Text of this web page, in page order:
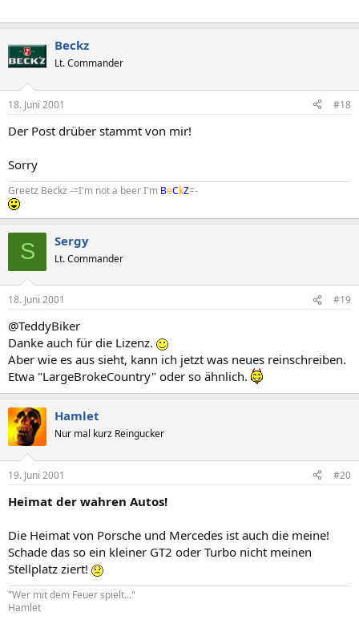
Beckz
Lt. Commander
18. Juni 2001 #18
Der Post drüber stammt von mir!
Sorry
Greetz Beckz -=I'm not a beer I'm BeCkZ=-
S Sergy
Lt. Commander
18. Juni 2001 #19
@TeddyBiker
Danke auch für die Lizenz.
Aber wie es aus sieht, kann ich jetzt was neues reinschreiben.
Etwa "LargeBrokeCountry" oder so ähnlich.
Hamlet
Nur mal kurz Reingucker
19. Juni 2001 #20
Heimat der wahren Autos!
Die Heimat von Porsche und Mercedes ist auch die meine!
Schade das so ein kleiner GT2 oder Turbo nicht meinen
Stellplatz ziert!
"Wer mit dem Feuer spielt..."
Hamlet